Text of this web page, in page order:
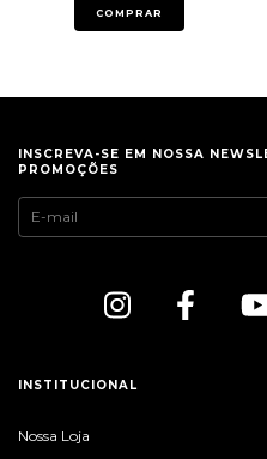
COMPRAR
INSCREVA-SE EM NOSSA
PROMOÇÕES
INSTITUCIONAL
Nossa Loja